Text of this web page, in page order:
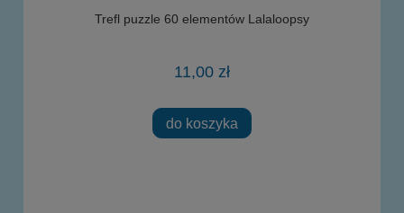
Trefl puzzle 60 elementów Lalaloopsy
11,00 zł
do koszyka